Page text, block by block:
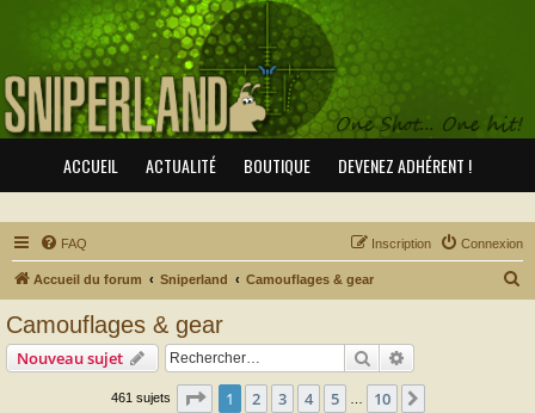
ACCUEIL ACTUALITÉ BOUTIQUE DEVENEZ ADHÉRENT !
FAQ Connexion
Inscription
Accueil du forum Sniperland Camouflages & gear
Camouflages & gear
Nouveau sujet Rechercher
461 sujets Page 1sur10
1 2 3 4 5 … 10